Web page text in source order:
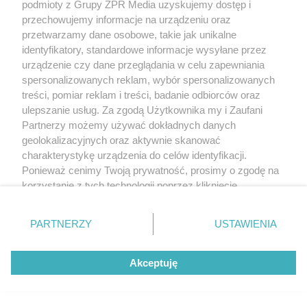
turnieju WTA w Toronto. Kto
będzie następną rywalką
Polki?
Turniej WTA w Toronto.
Katarzyna Piter szybko
podmioty z Grupy ZPR Media uzyskujemy dostęp i
przechowujemy informacje na urządzeniu oraz
przetwarzamy dane osobowe, takie jak unikalne
identyfikatory, standardowe informacje wysyłane przez
urządzenie czy dane przeglądania w celu zapewniania
spersonalizowanych reklam, wybór spersonalizowanych
treści, pomiar reklam i treści, badanie odbiorców oraz
ulepszanie usług. Za zgodą Użytkownika my i Zaufani
Partnerzy możemy używać dokładnych danych
geolokalizacyjnych oraz aktywnie skanować
charakterystykę urządzenia do celów identyfikacji.
Ponieważ cenimy Twoją prywatność, prosimy o zgodę na
korzystanie z tych technologii poprzez kliknięcie
zmienić/wycofać klikając przycisk ustawień prywatności
znajdujący się w lewym dolnym rogu strony
rodzaje przetwarzania danych nie wymagają zgody
użytkownika, ale masz prawo sprzeciwić się takiemu
przetwarzaniu. Preferencje będą miały zastosowanie tylko
PARTNERZY USTAWIENIA
Akceptuję